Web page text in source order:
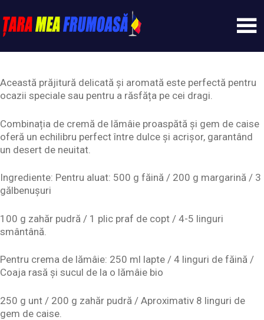
to
content
Tarameafrumoasa
Această prăjitură delicată și aromată este perfectă pentru
ocazii speciale sau pentru a răsfăța pe cei dragi.
Combinația de cremă de lămâie proaspătă și gem de caise
oferă un echilibru perfect între dulce și acrișor, garantând
un desert de neuitat.
Ingrediente: Pentru aluat: 500 g făină / 200 g margarină / 3
gălbenușuri
100 g zahăr pudră / 1 plic praf de copt / 4-5 linguri
smântână.
Pentru crema de lămâie: 250 ml lapte / 4 linguri de făină /
Coaja rasă și sucul de la o lămâie bio
250 g unt / 200 g zahăr pudră / Aproximativ 8 linguri de
gem de caise.